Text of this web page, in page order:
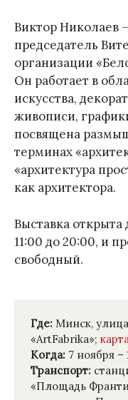
Виктор Николаев
председатель
организации
Он работает в
искусства,
живописи,
посвящена
терминах
«архитектура
как архитектора.
Выставка
11:00 до 20:00, и
свободный.
Где: Минск,
«ArtFabrika»; карта
Когда: 7 ноября –
Транспорт:
«Площадь